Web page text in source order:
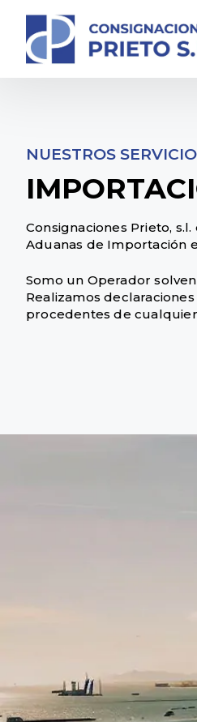
NUESTROS
Consignaciones Prieto,
Aduanas de Importación
Somo un Operador
Realizamos
procedentes de